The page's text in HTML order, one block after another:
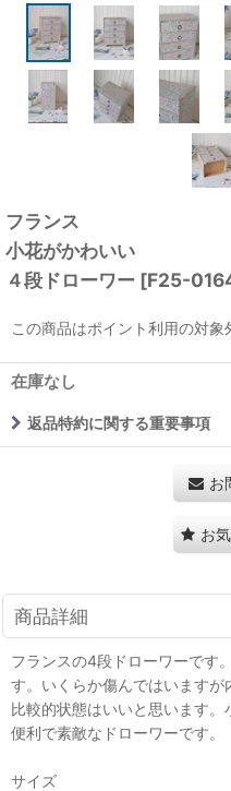
フランス
小花がかわいい
４段ドローワー [F25-
この商品はポイント利用の対象
在庫なし
返品特約に関する重要事項
お
お
商品詳細
フランスの4段ドローワーです
す。いくらか傷んではいますが
比較的状態はいいと思います
便利で素敵なドローワーです。
サイズ